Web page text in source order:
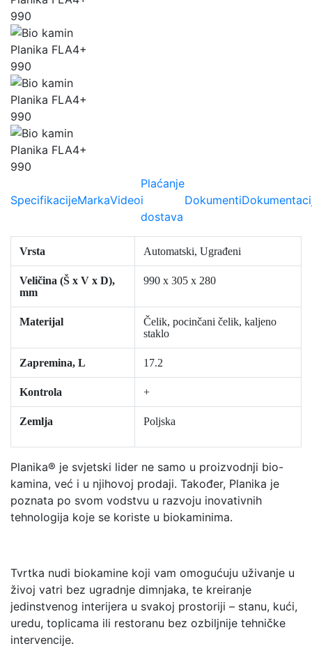
SpecifikacijeMarkaVideo
Plaćanje
i
dostava
Dokumenti
Vrsta Automatski, Ugrađeni
Veličina (Š x V x D),
mm
990 x 305 x 280
Materijal
Čelik, pocinčani čelik, kaljeno
staklo
Zapremina, L 17.2
Kontrola +
Zemlja Poljska
Planika® je svjetski lider ne samo u proizvodnji bio-
kamina, već i u njihovoj prodaji. Također, Planika je
poznata po svom vodstvu u razvoju inovativnih
tehnologija koje se koriste u biokaminima.
Tvrtka nudi biokamine koji vam omogućuju uživanje u
živoj vatri bez ugradnje dimnjaka, te kreiranje
jedinstvenog interijera u svakoj prostoriji – stanu, kući,
uredu, toplicama ili restoranu bez ozbiljnije tehničke
intervencije.